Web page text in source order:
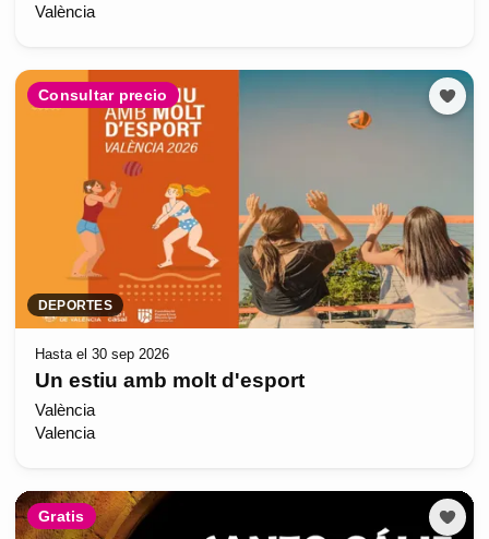
València
Consultar precio
DEPORTES
Hasta el 30 sep 2026
Un estiu amb molt d'esport
València
Valencia
Gratis